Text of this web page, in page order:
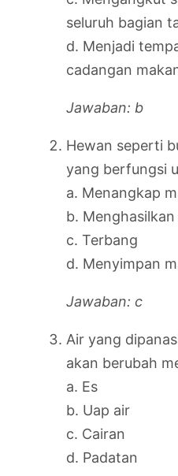
seluruh bagian
d. Menjadi
cadangan
Jawaban: b
Hewan seperti
yang berfungsi
a. Menangkap
b. Menghasilkan
c. Terbang
d. Menyimpan
Jawaban: c
Air yang
akan berubah
a. Es
b. Uap air
c. Cairan
d. Padatan